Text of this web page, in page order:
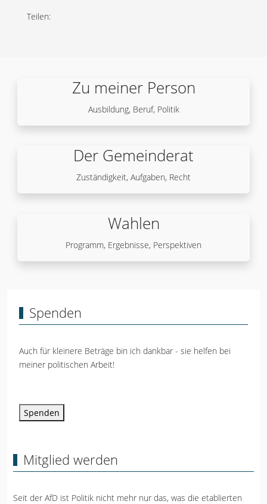
Teilen:
Zu meiner Person
Ausbildung, Beruf, Politik
Der Gemeinderat
Zuständigkeit, Aufgaben, Recht
Wahlen
Programm, Ergebnisse, Perspektiven
Spenden
Auch für kleinere Beträge bin ich dankbar - sie helfen bei
meiner politischen Arbeit!
Spenden
Mitglied werden
Seit der AfD ist Politik nicht mehr nur das, was die etablierten